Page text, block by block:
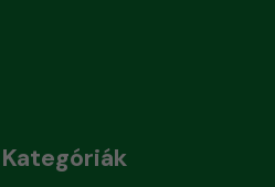
Kategóriák